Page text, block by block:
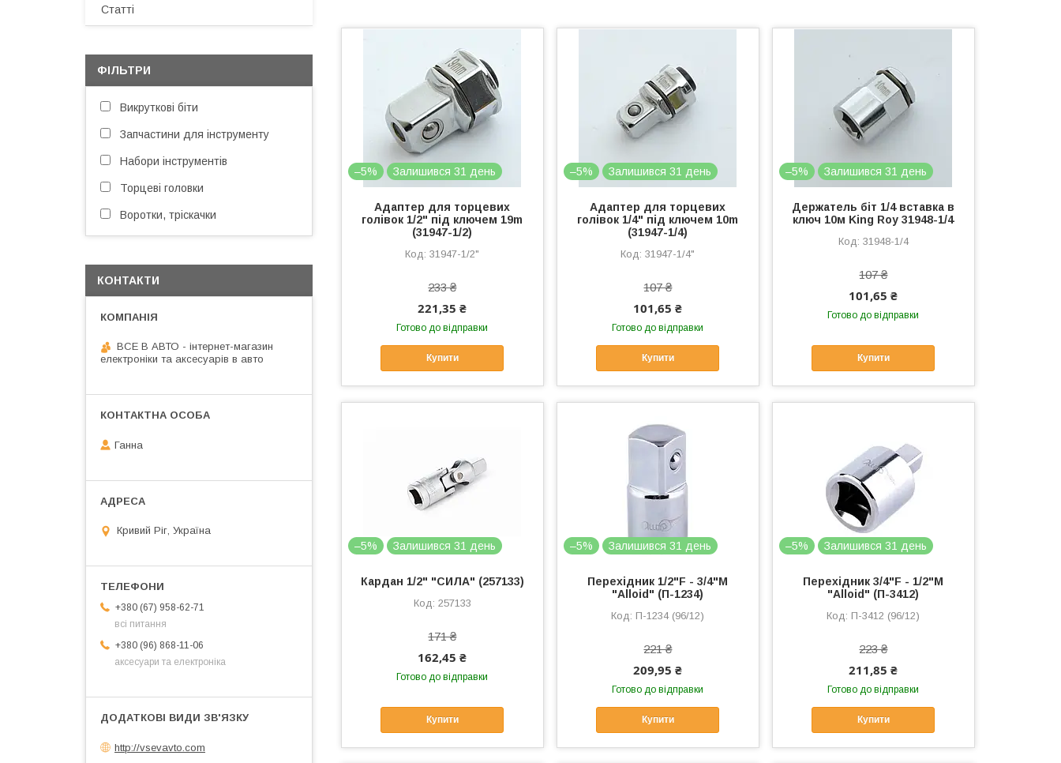
–5% Залишився 31 день
Адаптер для торцевих
голівок 1/2" під ключем 19m
(31947-1/2)
31947-1/2"
233 ₴
221,35 ₴
Готово до відправки
Купити
–5% Залишився 31 день
Адаптер для торцевих
голівок 1/4" під ключем 10m
(31947-1/4)
31947-1/4"
107 ₴
101,65 ₴
Готово до відправки
Купити
–5% Залишився 31 день
Держатель біт 1/4 вставка в
ключ 10м King Roy 31948-1/4
31948-1/4
107 ₴
101,65 ₴
Готово до відправки
Купити
–5% Залишився 31 день
Кардан 1/2" "СИЛА" (257133)
257133
171 ₴
162,45 ₴
Готово до відправки
Купити
–5% Залишився 31 день
Перехідник 1/2"F - 3/4"M
"Alloid" (П-1234)
П-1234 (96/12)
221 ₴
209,95 ₴
Готово до відправки
Купити
–5% Залишився 31 день
Перехідник 3/4"F - 1/2"M
"Alloid" (П-3412)
П-3412 (96/12)
223 ₴
211,85 ₴
Готово до відправки
Купити
Статті
ФІЛЬТРИ
Викруткові біти
Запчастини для інструменту
Набори інструментів
Торцеві головки
Воротки, тріскачки
КОНТАКТИ
ВСЕ В АВТО - інтернет-магазин
електроніки та аксесуарів в авто
Ганна
Кривий Ріг, Україна
+380 (67) 958-62-71
всі питання
+380 (96) 868-11-06
аксесуари та електроніка
http://vsevavto.com